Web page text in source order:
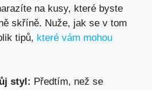
na kusy, které byste
skříně. Nuže, jak se v tom
tipů, které vám mohou
styl: Předtím, než se